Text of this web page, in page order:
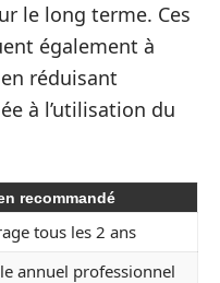
le long terme. Ces
également à
réduisant
à l’utilisation du
recommandé
tous les 2 ans
annuel professionnel